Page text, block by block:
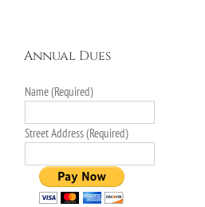
Annual Dues
Name (Required)
Street Address (Required)